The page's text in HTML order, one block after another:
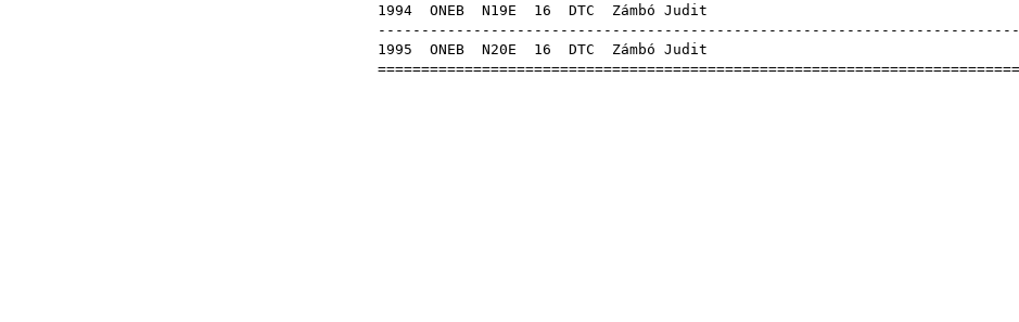
1994 ONEB N19E 16 DTC Zámbó
1995 ONEB N20E 16 DTC Zámbó